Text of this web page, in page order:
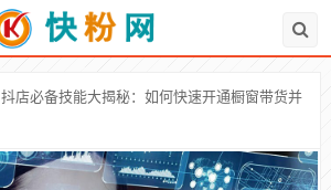
抖店必备技能大揭秘：如何快速开通橱窗带货并